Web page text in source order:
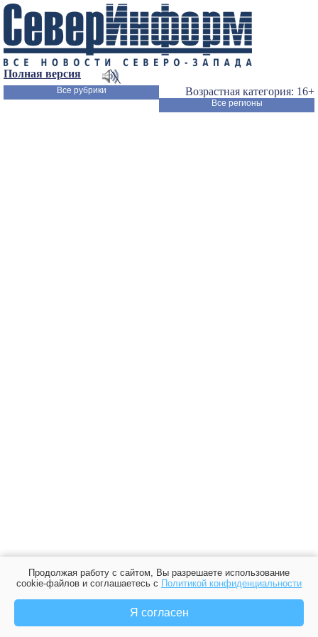
Полная версия
Возрастная категория: 16+
Все рубрики
Все регионы
Продолжая работу с сайтом, Вы разрешаете использование
cookie-файлов и соглашаетесь с Политикой конфиденциальности
Я согласен